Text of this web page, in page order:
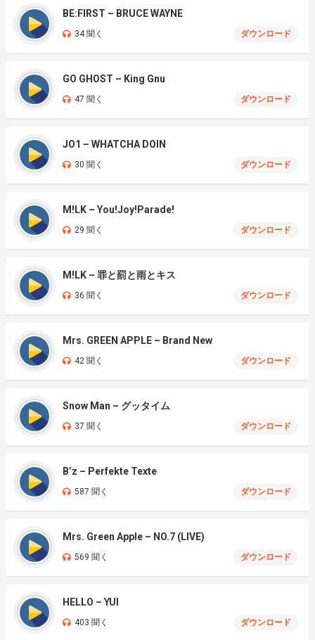
BE:FIRST – BRUCE WAYNE
34 聞く ダウンロード
GO GHOST – King Gnu
47 聞く ダウンロード
JO1 – WHATCHA DOIN
30 聞く ダウンロード
M!LK – You!Joy!Parade!
29 聞く ダウンロード
M!LK – 罪と罰と雨とキス
36 聞く ダウンロード
Mrs. GREEN APPLE – Brand New
42 聞く ダウンロード
Snow Man – グッタイム
37 聞く ダウンロード
B’z – Perfekte Texte
587 聞く ダウンロード
Mrs. Green Apple – NO.7 (LIVE)
569 聞く ダウンロード
HELLO – YUI
403 聞く ダウンロード